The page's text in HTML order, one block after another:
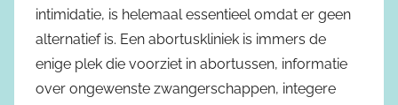
intimidatie, is helemaal essentieel omdat er geen
alternatief is. Een abortuskliniek is immers de
enige plek die voorziet in abortussen, informatie
over ongewenste zwangerschappen, integere